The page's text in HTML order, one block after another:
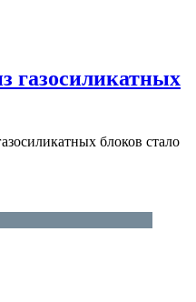
газосиликатных
блоков стало